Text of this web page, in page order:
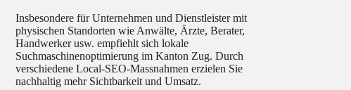
Insbesondere für Unternehmen und Dienstleister mit
physischen Standorten wie Anwälte, Ärzte, Berater,
Handwerker usw. empfiehlt sich lokale
Suchmaschinenoptimierung im Kanton Zug. Durch
verschiedene Local-SEO-Massnahmen erzielen Sie
nachhaltig mehr Sichtbarkeit und Umsatz.